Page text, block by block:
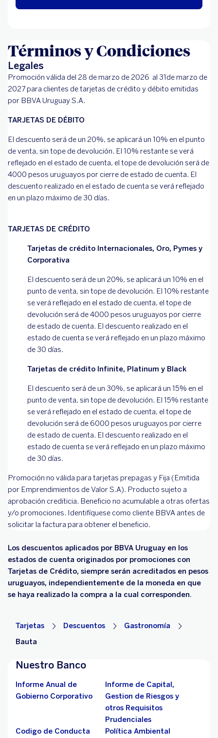
Términos y Condiciones
Legales
Promoción válida del 28 de marzo de 2026 al 31de marzo de
2027 para clientes de tarjetas de crédito y débito emitidas
por BBVA Uruguay S.A.
TARJETAS DE DÉBITO
El descuento será de un 20%, se aplicará un 10% en el punto
de venta, sin tope de devolución. El 10% restante se verá
reflejado en el estado de cuenta, el tope de devolución será de
4000 pesos uruguayos por cierre de estado de cuenta. El
descuento realizado en el estado de cuenta se verá reflejado
en un plazo máximo de 30 días.
TARJETAS DE CRÉDITO
Tarjetas de crédito Internacionales, Oro, Pymes y
Corporativa
El descuento será de un 20%, se aplicará un 10% en el
punto de venta, sin tope de devolución. El 10% restante
se verá reflejado en el estado de cuenta, el tope de
devolución será de 4000 pesos uruguayos por cierre
de estado de cuenta. El descuento realizado en el
estado de cuenta se verá reflejado en un plazo máximo
de 30 días.
Tarjetas de crédito Infinite, Platinum y Black
El descuento será de un 30%, se aplicará un 15% en el
punto de venta, sin tope de devolución. El 15% restante
se verá reflejado en el estado de cuenta, el tope de
devolución será de 6000 pesos uruguayos por cierre
de estado de cuenta. El descuento realizado en el
estado de cuenta se verá reflejado en un plazo máximo
de 30 días.
Promoción no válida para tarjetas prepagas y Fija (Emitida
por Emprendimientos de Valor S.A). Producto sujeto a
aprobación crediticia. Beneficio no acumulable a otras ofertas
y/o promociones. Identifíquese como cliente BBVA antes de
solicitar la factura para obtener el beneficio.
Los descuentos aplicados por BBVA Uruguay en los
estados de cuenta originados por promociones con
Tarjetas de Crédito, siempre serán acreditados en pesos
uruguayos, independientemente de la moneda en que
se haya realizado la compra a la cual corresponden.
Tarjetas Descuentos
Gastronomía
Bauta
Nuestro Banco
Informe Anual de
Gobierno Corporativo
Informe de Capital,
Gestion de Riesgos y
otros Requisitos
Prudenciales
Codigo de Conducta
Política Ambiental